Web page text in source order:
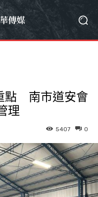
點 南市道安會
理
0
5407